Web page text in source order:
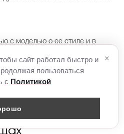
с моделью о ее стиле и в
Публикуем интересные
сайт работал быстро и
пользоваться
с Политикой
×